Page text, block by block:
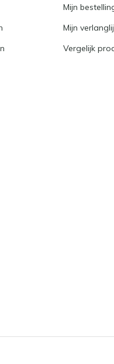
Mijn
Mijn
Vergelijk